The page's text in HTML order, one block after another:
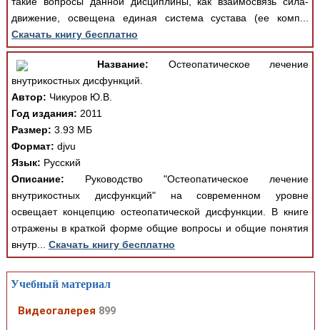
движение, освещена единая система сустава (ее комп...
Скачать книгу бесплатно
Название: Остеопатическое лечение
внутрикостных дисфункций.
Автор: Чикуров Ю.В.
Год издания: 2011
Размер: 3.93 МБ
Формат: djvu
Язык: Русский
Описание: Руководство "Остеопатическое лечение
внутрикостных дисфункций" на современном уровне
освещает концепцию остеопатической дисфункции. В книге
отражены в краткой форме общие вопросы и общие понятия
внутр... Скачать книгу бесплатно
Учебный материал
Видеогалерея 899